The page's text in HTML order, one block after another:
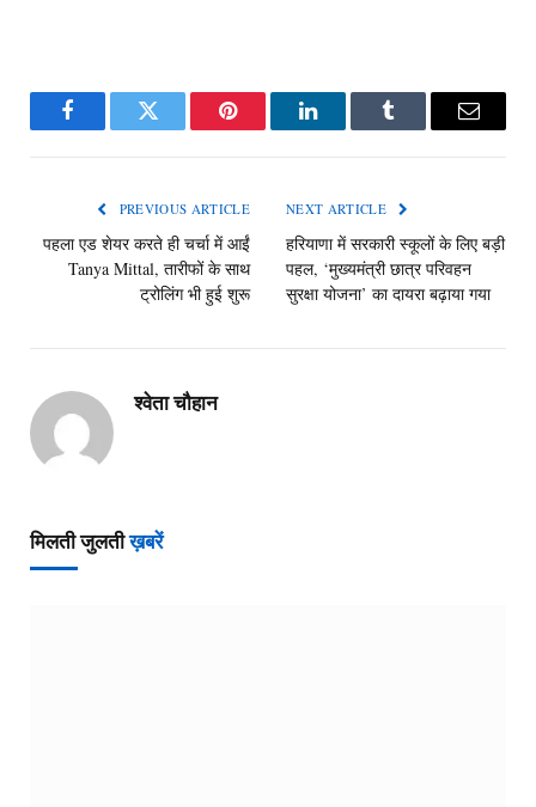
FacebookTwitter Pinterest LinkedInTumblr Email
PREVIOUS ARTICLE
पहला एड शेयर करते ही चर्चा में आईं
Tanya Mittal, तारीफों के साथ
ट्रोलिंग भी हुई शुरू
NEXT ARTICLE
हरियाणा में सरकारी स्कूलों के लिए बड़ी
पहल, ‘मुख्यमंत्री छात्र परिवहन
सुरक्षा योजना’ का दायरा बढ़ाया गया
श्वेता चौहान
मिलती जुलतीख़बरें